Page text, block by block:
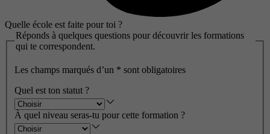
Quelle école est faite pour toi ?
Réponds à quelques questions pour découvrir les formations
qui te correspondent.
Les champs marqués d’un * sont obligatoires
Quel est ton statut ?
À quel niveau seras-tu pour cette formation ?